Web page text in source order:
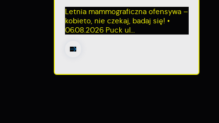
Letnia mammograficzna ofensywa –
kobieto, nie czekaj, badaj się! •
06.08.2026 Puck ul...